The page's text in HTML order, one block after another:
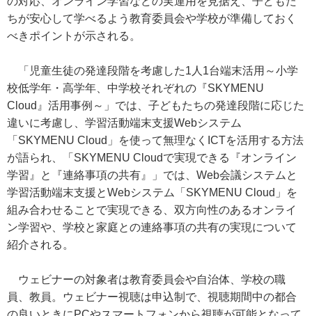
ちが安心して学べるよう教育委員会や学校が準備しておく
べきポイントが示される。
「児童生徒の発達段階を考慮した1人1台端末活用～小学
校低学年・高学年、中学校それぞれの『SKYMENU
Cloud』活用事例～」では、子どもたちの発達段階に応じた
違いに考慮し、学習活動端末支援Webシステム
「SKYMENU Cloud」を使って無理なくICTを活用する方法
が語られ、「SKYMENU Cloudで実現できる『オンライン
学習』と『連絡事項の共有』」では、Web会議システムと
学習活動端末支援とWebシステム「SKYMENU Cloud」を
組み合わせることで実現できる、双方向性のあるオンライ
ン学習や、学校と家庭との連絡事項の共有の実現について
紹介される。
ウェビナーの対象者は教育委員会や自治体、学校の職
員、教員。ウェビナー視聴は申込制で、視聴期間中の都合